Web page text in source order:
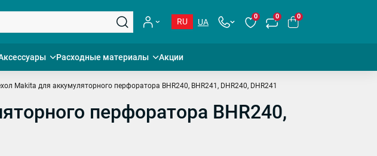
RU UA
0 0 0
Расходные материалы Акции
Makita для аккумуляторного перфоратора BHR240, BHR241, DHR240, DHR241
перфоратора BHR240,